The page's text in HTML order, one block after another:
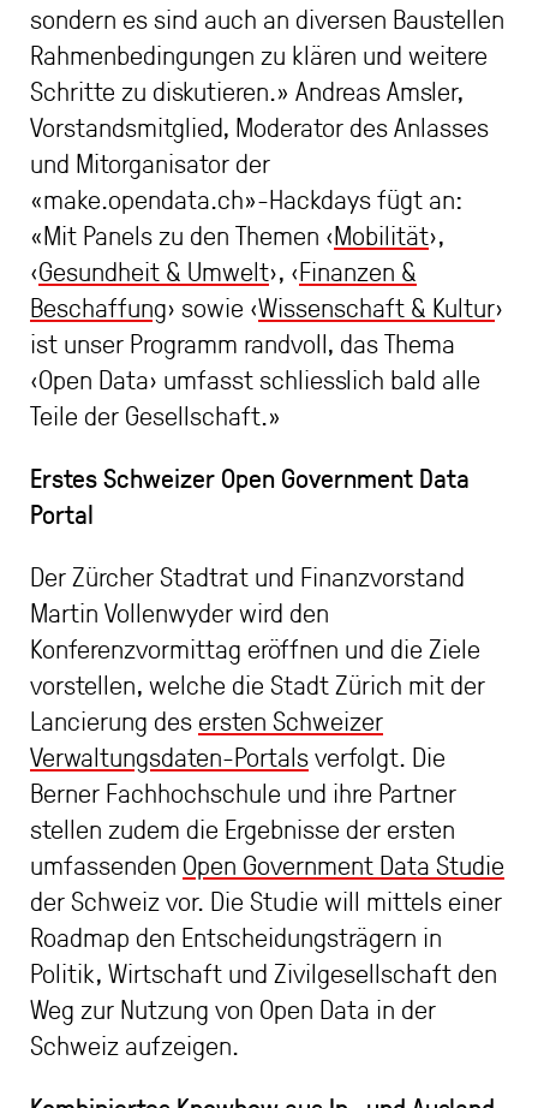
sondern es sind auch an diversen Baustellen
Rahmenbedingungen zu klären und weitere
Schritte zu diskutieren.» Andreas Amsler,
Vorstandsmitglied, Moderator des Anlasses
und Mitorganisator der
«make.opendata.ch»-Hackdays fügt an:
«Mit Panels zu den Themen ‹Mobilität›,
‹Gesundheit & Umwelt›, ‹Finanzen &
Beschaffung› sowie ‹Wissenschaft & Kultur›
ist unser Programm randvoll, das Thema
‹Open Data› umfasst schliesslich bald alle
Teile der Gesellschaft.»
Erstes Schweizer Open Government Data
Portal
Der Zürcher Stadtrat und Finanzvorstand
Martin Vollenwyder wird den
Konferenzvormittag eröffnen und die Ziele
vorstellen, welche die Stadt Zürich mit der
Lancierung des ersten Schweizer
Verwaltungsdaten-Portalsverfolgt. Die
Berner Fachhochschule und ihre Partner
stellen zudem die Ergebnisse der ersten
umfassenden Open Government Data Studie
der Schweiz vor. Die Studie will mittels einer
Roadmap den Entscheidungsträgern in
Politik, Wirtschaft und Zivilgesellschaft den
Weg zur Nutzung von Open Data in der
Schweiz aufzeigen.